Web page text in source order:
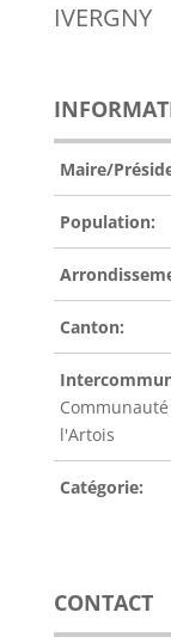
IVERGNY
Maire/
Population:
Canton:
l'Artois
Catégorie:
CONTACT